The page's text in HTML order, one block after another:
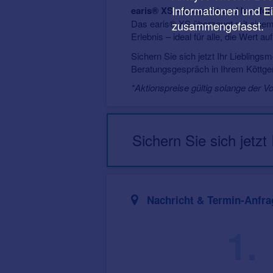
earis® XS – kompakt und
Das earis® XS überzeugt mit
Erlebnis – ideal für alle, die Wert
Sichern Sie sich jetzt Ihr
Beratungsgespräch in Ihrem
*Aktionspreise gültig solange der
Sichern Sie sich
Nachricht & Termin-
Informationen und
zusammengefasst.